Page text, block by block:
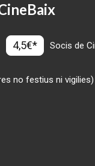
4,5€* Socis de
no festius ni vigilies)